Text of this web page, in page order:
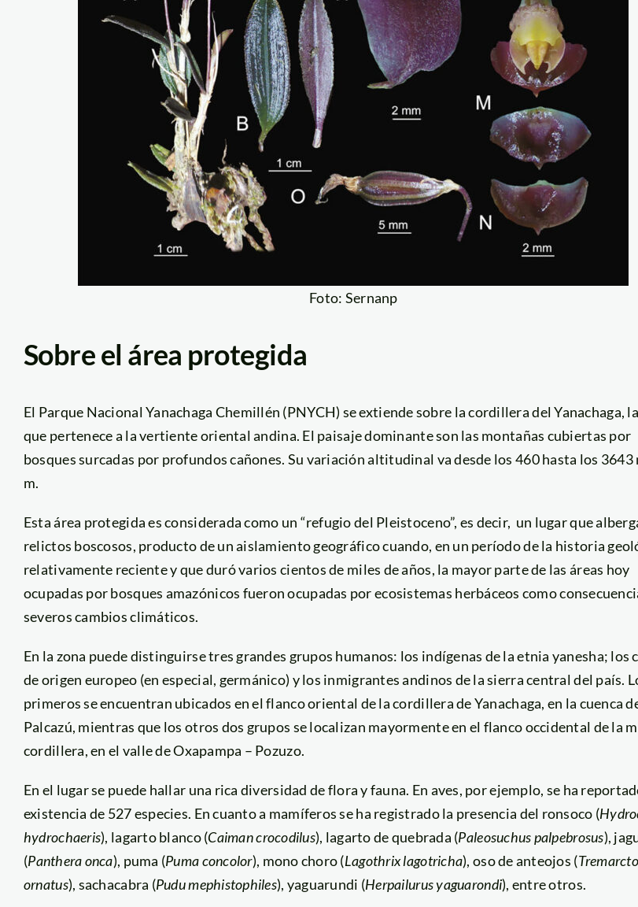
Foto: Sernanp
Sobre el área protegida
El Parque Nacional Yanachaga Chemillén (PNYCH) se extiende sobre la cordillera del Yanachaga,
que pertenece a la vertiente oriental andina. El paisaje dominante son las montañas cubiertas por
bosques surcadas por profundos cañones. Su variación altitudinal va desde los 460 hasta los 3643
m.
Esta área protegida es considerada como un “refugio del Pleistoceno”, es decir, un lugar que
relictos boscosos, producto de un aislamiento geográfico cuando, en un período de la historia
relativamente reciente y que duró varios cientos de miles de años, la mayor parte de las áreas hoy
ocupadas por bosques amazónicos fueron ocupadas por ecosistemas herbáceos como
severos cambios climáticos.
En la zona puede distinguirse tres grandes grupos humanos: los indígenas de la etnia yanesha; los
de origen europeo (en especial, germánico) y los inmigrantes andinos de la sierra central del país.
primeros se encuentran ubicados en el flanco oriental de la cordillera de Yanachaga, en la cuenca
Palcazú, mientras que los otros dos grupos se localizan mayormente en el flanco occidental de la
cordillera, en el valle de Oxapampa – Pozuzo.
En el lugar se puede hallar una rica diversidad de flora y fauna. En aves, por ejemplo, se ha
existencia de 527 especies. En cuanto a mamíferos se ha registrado la presencia del ronsoco (
hydrochaeris), lagarto blanco (Caiman crocodilus), lagarto de quebrada (Paleosuchus palpebrosus),
(Panthera onca), puma (Puma concolor), mono choro (Lagothrix lagotricha), oso de anteojos (
ornatus), sachacabra (Pudu mephistophiles), yaguarundi (Herpailurus yaguarondi), entre otros.